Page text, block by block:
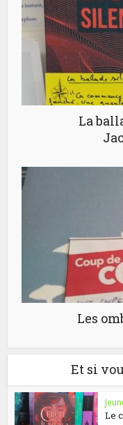
La
Les
Et si
Le